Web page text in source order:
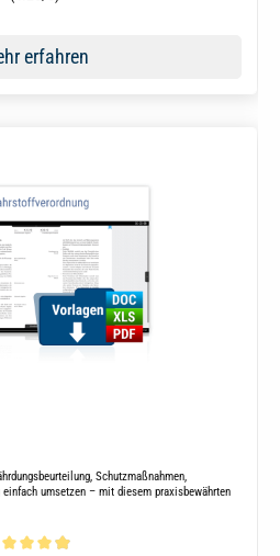
erfahren
Schutzmaßnahmen,
umsetzen – mit diesem praxisbewährten